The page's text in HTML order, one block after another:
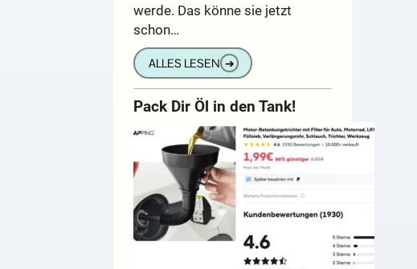
werde. Das könne sie jetzt
schon…
ALLES LESEN ➔
Pack Dir Öl in den Tank!